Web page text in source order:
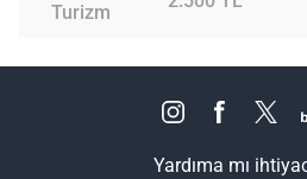
Turizm
Yardıma mı